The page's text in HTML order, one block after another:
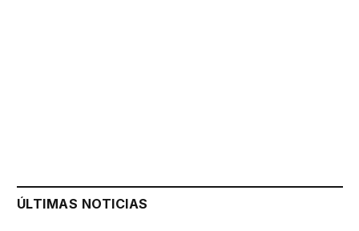
ÚLTIMAS NOTICIAS